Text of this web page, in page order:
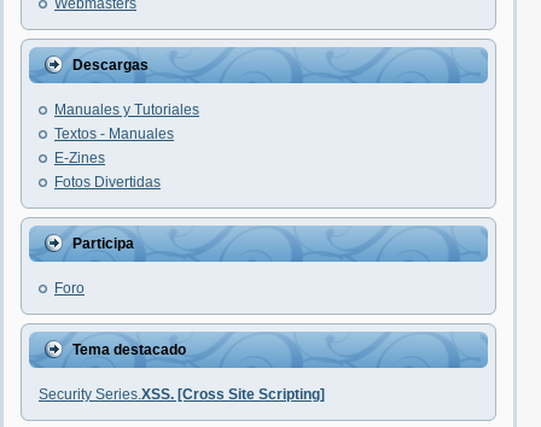
Webmasters
Descargas
Manuales y Tutoriales
Textos - Manuales
E-Zines
Fotos Divertidas
Participa
Foro
Tema destacado
Security Series.XSS. [Cross Site Scripting]